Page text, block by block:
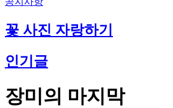
꽃 사진 자랑하기
인기글
장미의 마지막